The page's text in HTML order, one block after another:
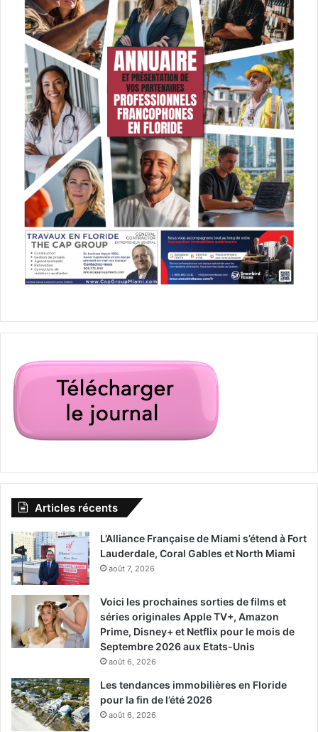
Articles récents
L’Alliance Française de Miami s’étend à Fort
Lauderdale, Coral Gables et North Miami
août 7, 2026
Voici les prochaines sorties de films et
séries originales Apple TV+, Amazon
Prime, Disney+ et Netflix pour le mois de
Septembre 2026 aux Etats-Unis
août 6, 2026
Les tendances immobilières en Floride
pour la fin de l’été 2026
août 6, 2026